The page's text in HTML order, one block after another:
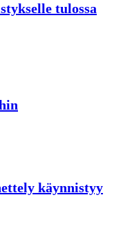
tulossa
käynnistyy